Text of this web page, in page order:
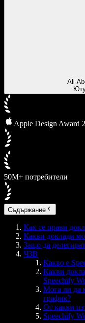
Ali
Apple Design Award
50M+ потребители
Съдържание
Как се прави
Какви доклади
Защо да
ЧЗВ
Какво е
Какви
Speechify
Мога ли да
график?
От какви
Speechify